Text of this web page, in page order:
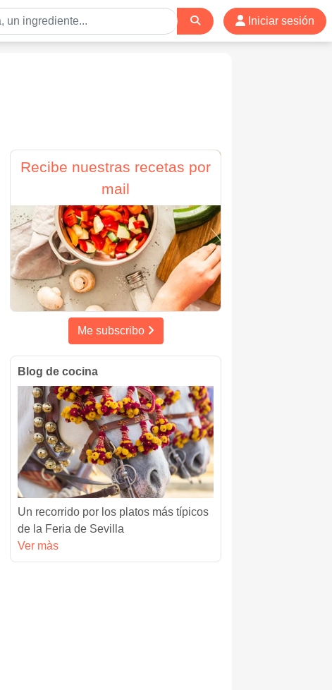
Iniciar sesión
Recibe nuestras recetas por
mail
Me subscribo
Blog de cocina
Un recorrido por los platos más típicos
de la Feria de Sevilla
Ver màs